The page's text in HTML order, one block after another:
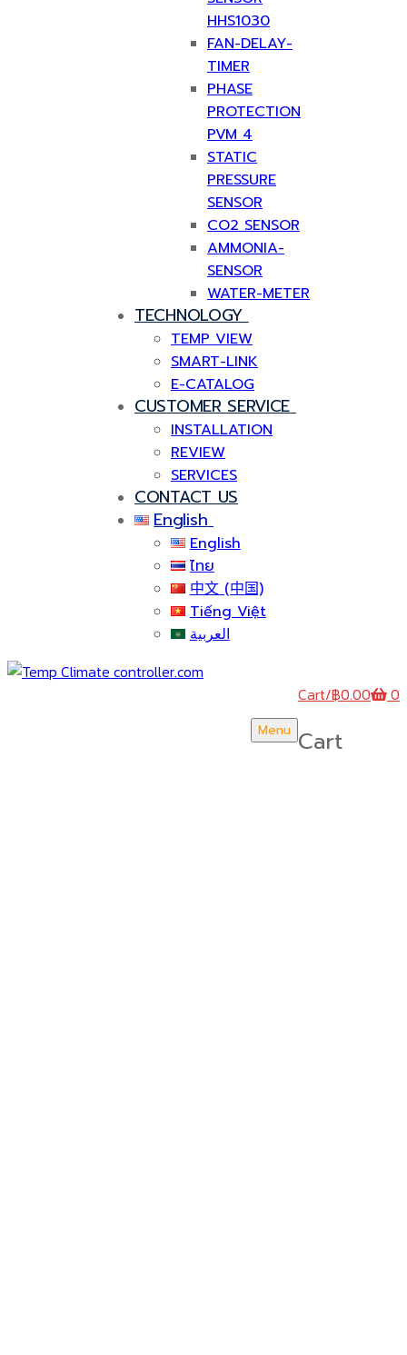
HHS1030
FAN-DELAY-
TIMER
PHASE
PROTECTION
PVM 4
STATIC
PRESSURE
SENSOR
CO2 SENSOR
AMMONIA-
SENSOR
WATER-METER
TECHNOLOGY
TEMP VIEW
SMART-LINK
E-CATALOG
CUSTOMER SERVICE
INSTALLATION
REVIEW
SERVICES
CONTACT US
English
English
ไทย
中文 (中国)
Tiếng Việt
العربية
Menu
Cart/฿0.00 0
Cart